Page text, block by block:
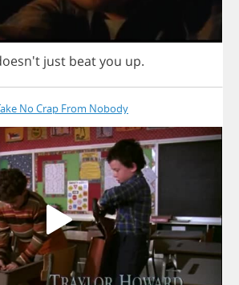
just beatyou up.
No Crap From Nobody